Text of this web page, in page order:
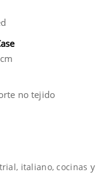
no tejido
italiano,cocinas y